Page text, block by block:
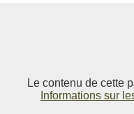
Le contenu de cette
Informations sur